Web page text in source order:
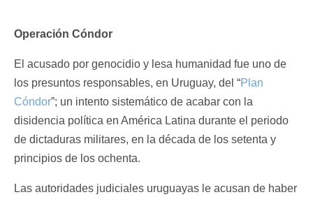
Operación Cóndor
El acusado por genocidio y lesa humanidad fue uno de
los presuntos responsables, en Uruguay, del “Plan
Cóndor”; un intento sistemático de acabar con la
disidencia política en América Latina durante el periodo
de dictaduras militares, en la década de los setenta y
principios de los ochenta.
Las autoridades judiciales uruguayas le acusan de haber